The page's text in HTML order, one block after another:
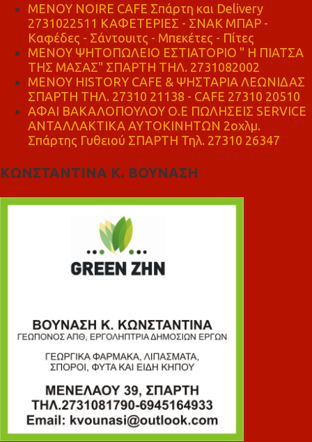
MENOY NOIRE CAFE Σπάρτη και Delivery
2731022511 ΚΑΦΕΤΕΡΙΕΣ - ΣΝΑΚ ΜΠΑΡ -
Καφέδες - Σάντουιτς - Μπεκέτες - Πίτες
ΜΕΝΟΥ ΨΗΤΟΠΩΛΕΙΟ ΕΣΤΙΑΤΟΡΙΟ " Η ΠΙΑΤΣΑ
ΤΗΣ ΜΑΣΑΣ" ΣΠΑΡΤΗ ΤΗΛ. 2731082002
ΜΕΝΟΥ HISTORY CAFE & ΨΗΣΤΑΡΙΑ ΛΕΩΝΙΔΑΣ
ΣΠΑΡΤΗ ΤΗΛ. 27310 21138 - CAFE 27310 20510
ΑΦΑΙ ΒΑΚΑΛΟΠΟΥΛΟΥ Ο.Ε ΠΩΛΗΣΕΙΣ SERVICE
ΑΝΤΑΛΛΑΚΤΙΚΑ ΑΥΤΟΚΙΝΗΤΩΝ 2οχλμ.
Σπάρτης Γυθειού ΣΠΑΡΤΗ Τηλ. 27310 26347
ΚΩΝΣΤΑΝΤΙΝΑ Κ. ΒΟΥΝΑΣΗ